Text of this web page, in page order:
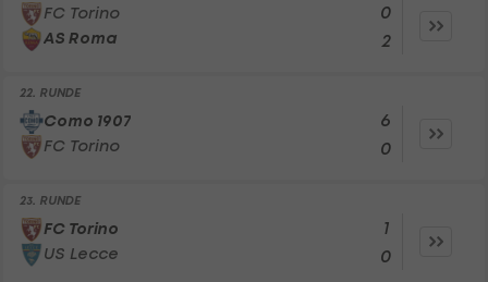
FC Torino
AS Roma
0
2
22. RUNDE
Como 1907
FC Torino
6
0
23. RUNDE
FC Torino
US Lecce
1
0